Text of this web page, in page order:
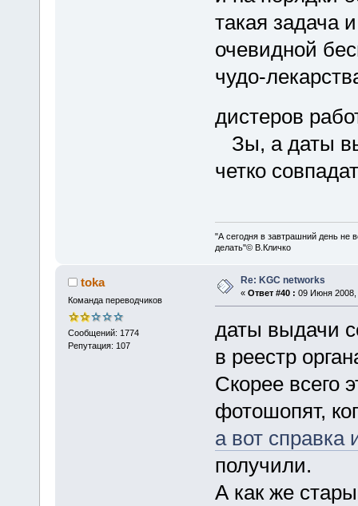
такая задача
очевидной
чудо-
дистеров
Зы, а даты
четко
"А сегодня в завтрашний день не
делать"© В.Кличко
toka
Команда переводчиков
Сообщений: 1774
Репутация: 107
Re: KGC networks
« Ответ #40 : 09 Июня 2008,
даты выдачи
в реестр
Скорее всего
фотошопят,
а вот справка
получили.
А как же